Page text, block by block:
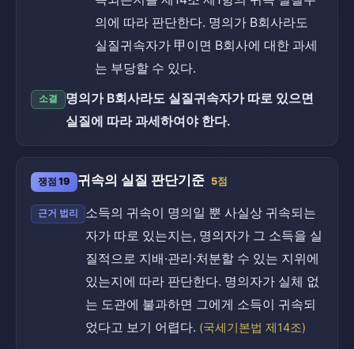
의에 따라 판단한다. 명의가 B회사라도
실질귀속자가 甲이면 B회사에 대한 과세
는 부당할 수 있다.
소결
명의가 B회사라도 실질귀속자가 따로 있으면
실질에 따라 과세하여야 한다.
쟁점 19 귀속의 실질 판단기준 5점
근거 법리
소득의 귀속이 명의일 뿐 사실상 귀속되는
자가 따로 있는지는, 명의자가 그 소득을 실
질적으로 지배·관리·처분할 수 있는 지위에
있는지에 따라 판단한다. 명의자가 실체 없
는 도관에 불과하면 그에게 소득이 귀속되
었다고 보기 어렵다. (국세기본법 제14조)